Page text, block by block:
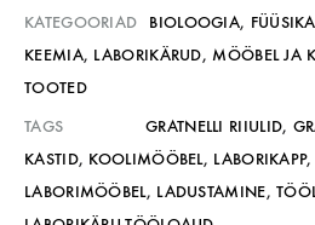
KATEGOORIAD
BIOLOOGIA, FÜÜSIKA
KEEMIA, LABORIKÄRUD,MÖÖBEL JA
TOOTED
TAGS
GRATNELLI RIIULID,
KASTID, KOOLIMÖÖBEL, LABORIKAPP,
LABORIMÖÖBEL, LADUSTAMINE,